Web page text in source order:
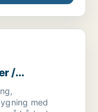
/
/
med